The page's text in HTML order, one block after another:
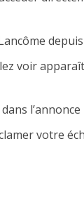
voir
l’annonce
votre